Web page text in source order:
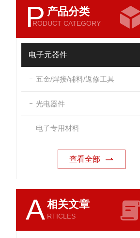
P 产品分类
RODUCT CATEGORY
电子元器件
五金/焊接/辅料/返修工具
光电器件
电子专用材料
查看全部
A相关文章
RTICLES